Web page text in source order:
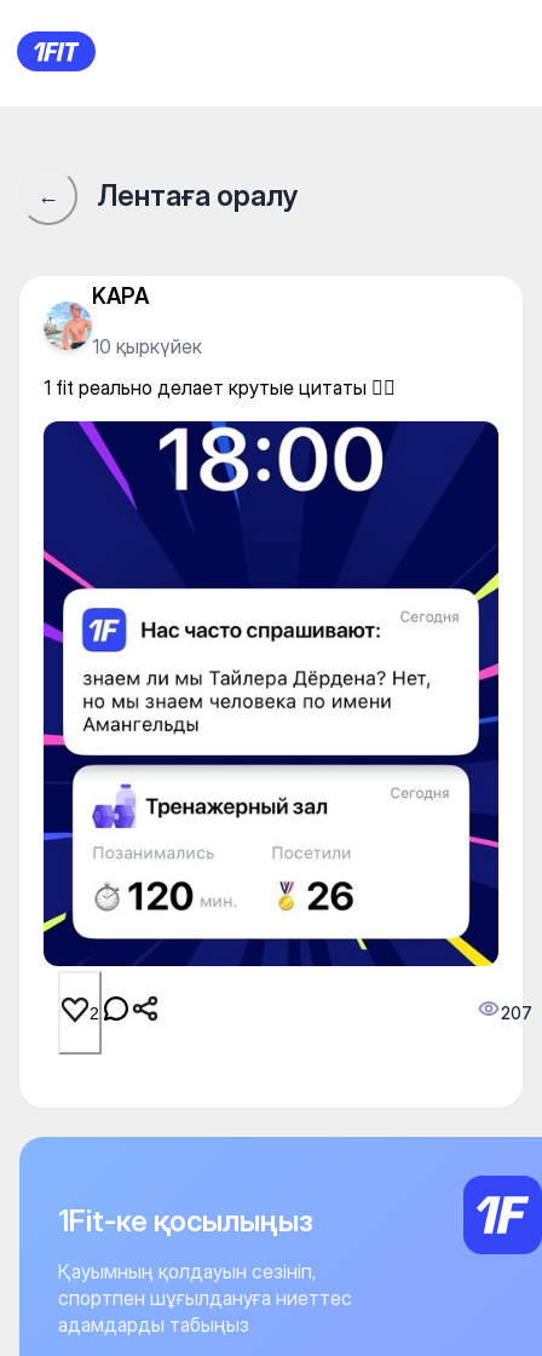
1 fit реально делает крутые
← Лентаға оралу
KAPA
10 қыркүйек
1 fit реально делает крутые цитаты ✊🏻
2 207
1Fit-ке қосылыңыз
Қауымның қолдауын сезініп,
спортпен шұғылдануға ниеттес
адамдарды табыңыз